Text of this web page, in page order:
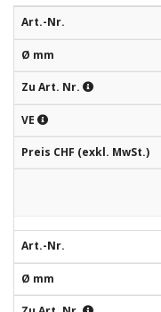
Technologie
Anwendungsrezepturen
Kataloge
Art.-Nr.
Ø mm
Zu Art. Nr.
VE
Preis CHF (exkl. MwSt.)
Art.-Nr.
Ø mm